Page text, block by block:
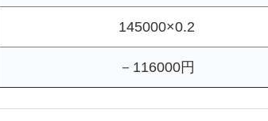
145000×0.2
－116000円